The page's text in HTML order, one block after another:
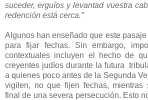
suceder, erguíos y levantad vuestra
redención está cerca.”
Algunos han enseñado que este
para fijar fechas. Sin embargo,
contextuales incluyen el hecho de
creyentes judíos durante la futura
a quienes poco antes de la Segunda
vigilen, no que fijen fechas, mientras
final de una severa persecución. Esto